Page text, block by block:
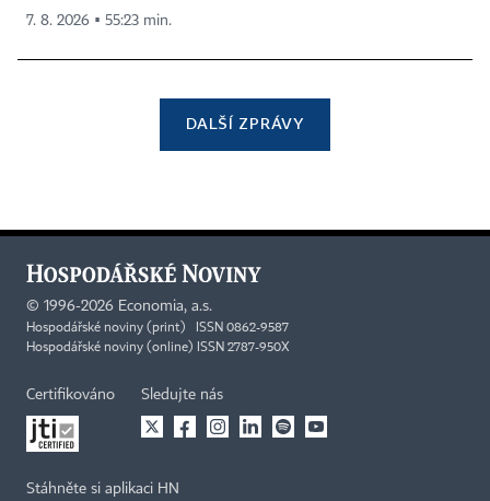
7. 8. 2026 ▪ 55:23 min.
DALŠÍ ZPRÁVY
© 1996-2026 Economia, a.s.
Hospodářské noviny (print) ISSN 0862-9587
Hospodářské noviny (online) ISSN 2787-950X
Certifikováno Sledujte nás
Stáhněte si aplikaci HN